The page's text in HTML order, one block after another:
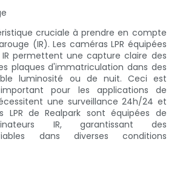
cruciale à prendre en compte
(IR). Les caméras LPR équipées
permettent une capture claire des
plaques d'immatriculation dans des
luminosité ou de nuit. Ceci est
pour les applications de
une surveillance 24h/24 et
LPR de Realpark sont équipées de
IR, garantissant des
dans diverses conditions